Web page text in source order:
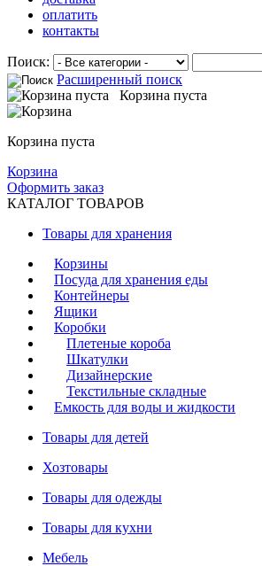
оплатить
контакты
Поиск:
Расширенный поиск
Корзина пуста
Корзина пуста
Корзина
Оформить заказ
КАТАЛОГ ТОВАРОВ
Товары для хранения
Корзины
Посуда для хранения еды
Контейнеры
Ящики
Коробки
Плетеные короба
Шкатулки
Дизайнерские
Текстильные складные
Емкость для воды и жидкости
Товары для детей
Хозтовары
Товары для одежды
Товары для кухни
Мебель